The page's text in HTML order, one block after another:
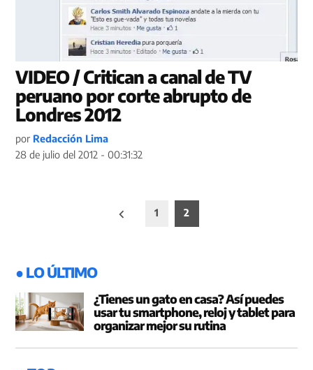
VIDEO / Critican a canal de TV
peruano por corte abrupto de
Londres 2012
por Redacción Lima
28 de julio del 2012 - 00:31:32
1 2
● LO ÚLTIMO
¿Tienes un gato en casa? Así puedes
usar tu smartphone, reloj y tablet para
organizar mejor su rutina